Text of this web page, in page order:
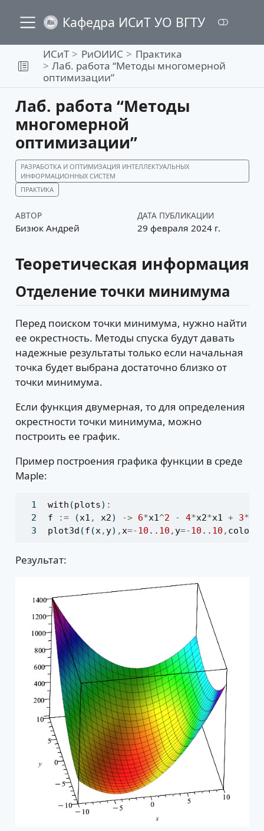
Кафедра ИСиТ УО ВГТУ
ИСиТ РиОИИС
Практика
Лаб. работа “Методы многомерной
оптимизации”
Лаб. работа “Методы
многомерной
оптимизации”
РАЗРАБОТКА И ОПТИМИЗАЦИЯ ИНТЕЛЛЕКТУАЛЬНЫХ
ИНФОРМАЦИОННЫХ СИСТЕМ
ПРАКТИКА
АВТОР
Бизюк Андрей
ДАТА ПУБЛИКАЦИИ
29 февраля 2024 г.
Теоретическая информация
Отделение точки минимума
Перед поиском точки минимума, нужно найти
ее окрестность. Методы спуска будут давать
надежные результаты только если начальная
точка будет выбрана достаточно близко от
точки минимума.
Если функция двумерная, то для определения
окрестности точки минимума, можно
построить ее график.
Пример построения графика функции в среде
Maple:
with (plots) :
f
:= (x1 , x2) -> 6*x1^2 - 4*x2*x1 + 3*
plot3d (f (x, y) ,x=-10 . .10 , y=-10 . .10 ,
Результат: